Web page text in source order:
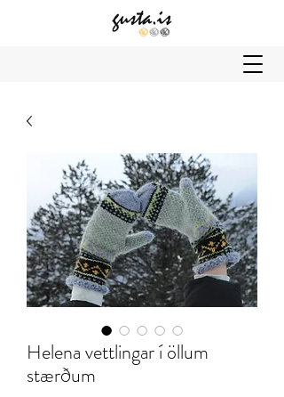
Helena vettlingar í öllum
stærðum